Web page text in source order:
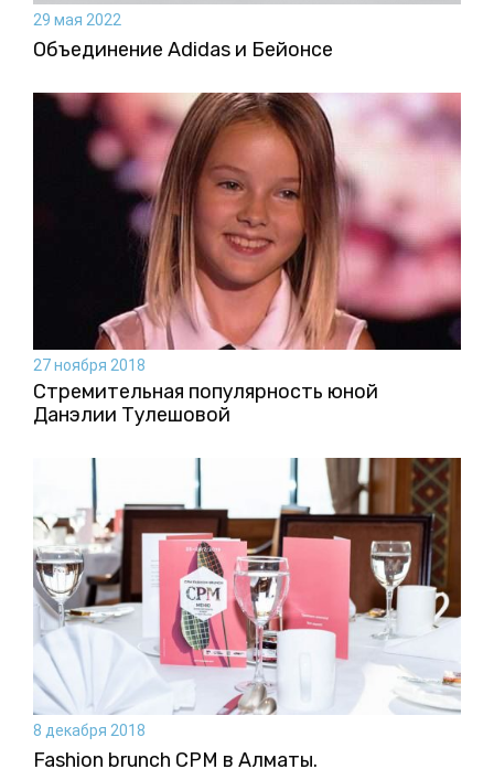
29 мая 2022
Объединение Adidas и Бейонсе
27 ноября 2018
Стремительная популярность юной
Данэлии Тулешовой
8 декабря 2018
Fashion brunch CPM в Алматы.